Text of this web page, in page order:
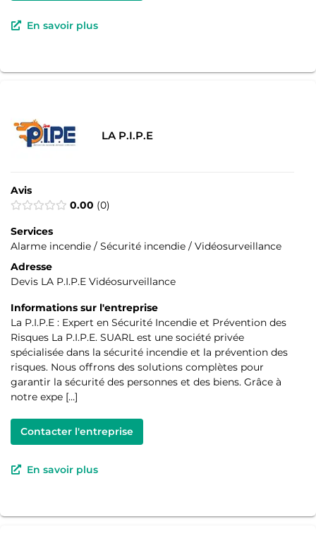
En savoir plus
LA P.I.P.E
Avis
0.00 0
Services
Alarme incendie / Sécurité incendie / Vidéosurveillance
Adresse
Devis LA P.I.P.E Vidéosurveillance
Informations sur l'entreprise
La P.I.P.E : Expert en Sécurité Incendie et Prévention des
Risques La P.I.P.E. SUARL est une société privée
spécialisée dans la sécurité incendie et la prévention des
risques. Nous offrons des solutions complètes pour
garantir la sécurité des personnes et des biens. Grâce à
notre expe […]
Contacter l'entreprise
En savoir plus